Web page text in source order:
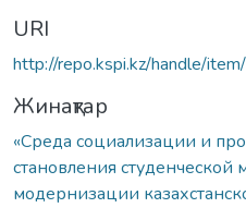
URI
http://repo.kspi.kz/handle/
Жинақтар
«Среда социализации и
становления студенческой
модернизации